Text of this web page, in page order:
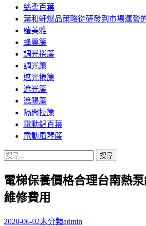
絲柔百葉
葉和軒爆品策略從研發到市場運營
蘿美雅
蜂巢簾
調光捲簾
調光簾
遮光捲簾
遮光簾
遮陽簾
隔間拉簾
電動鋁百葉
電動風琴簾
搜
關
鍵
字:
電梯保養價格合理台南熱
維修費用
2020-06-02未分類admin